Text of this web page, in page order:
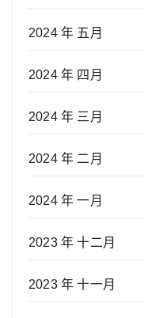
2024 年 五月
2024 年 四月
2024 年 三月
2024 年 二月
2024 年 一月
2023 年 十二月
2023 年 十一月